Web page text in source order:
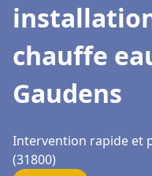
chauffe
Gaudens
Intervention rapide et
(31800)